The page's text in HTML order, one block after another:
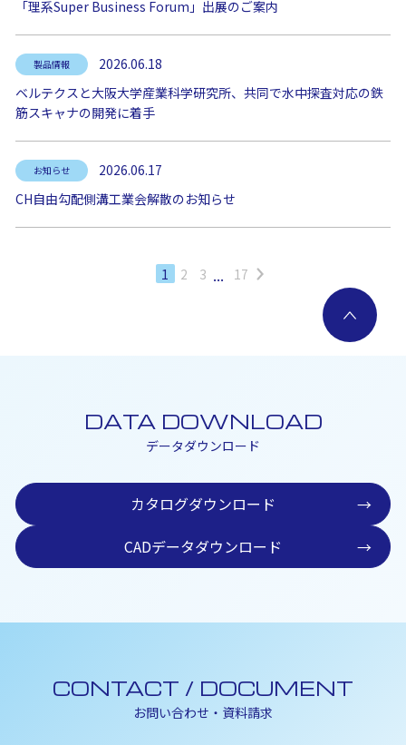
「理系Super Business Forum」出展のご案内
2026.06.18
製品情報
ベルテクスと大阪大学産業科学研究所、共同で水中探査対応の鉄
筋スキャナの開発に着手
2026.06.17
お知らせ
CH自由勾配側溝工業会解散のお知らせ
1 2 3 ... 17
DATA DOWNLOAD
データダウンロード
カタログダウンロード
→
CADデータダウンロード
→
CONTACT / DOCUMENT
お問い合わせ・資料請求